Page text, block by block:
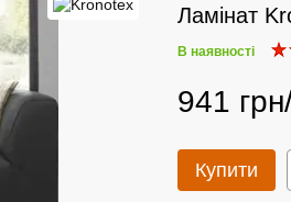
Ламінат
В наявності
941
Купити